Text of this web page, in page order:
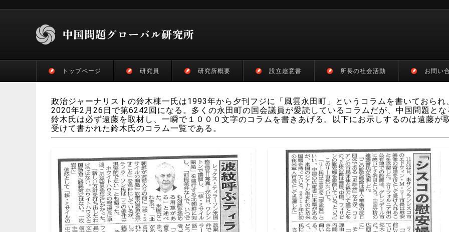
トップページ 研究員 研究所概要 設立趣意書 所長の社会活動 お問い
政治ジャーナリストの鈴木棟一氏は1993年から夕刊フジに「風雲永田町」というコラムを書いておられ
2020年2月26日で第6242回になる。多くの永田町の国会議員が愛読しているコラムだが、中国問題とな
鈴木氏は必ず遠藤を取材し、一瞬で１０００文字のコラムを書きあげる。以下にお示しするのは遠藤が
受けて書かれた鈴木氏のコラム一覧である。